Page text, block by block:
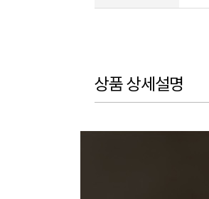
상품 상세설명